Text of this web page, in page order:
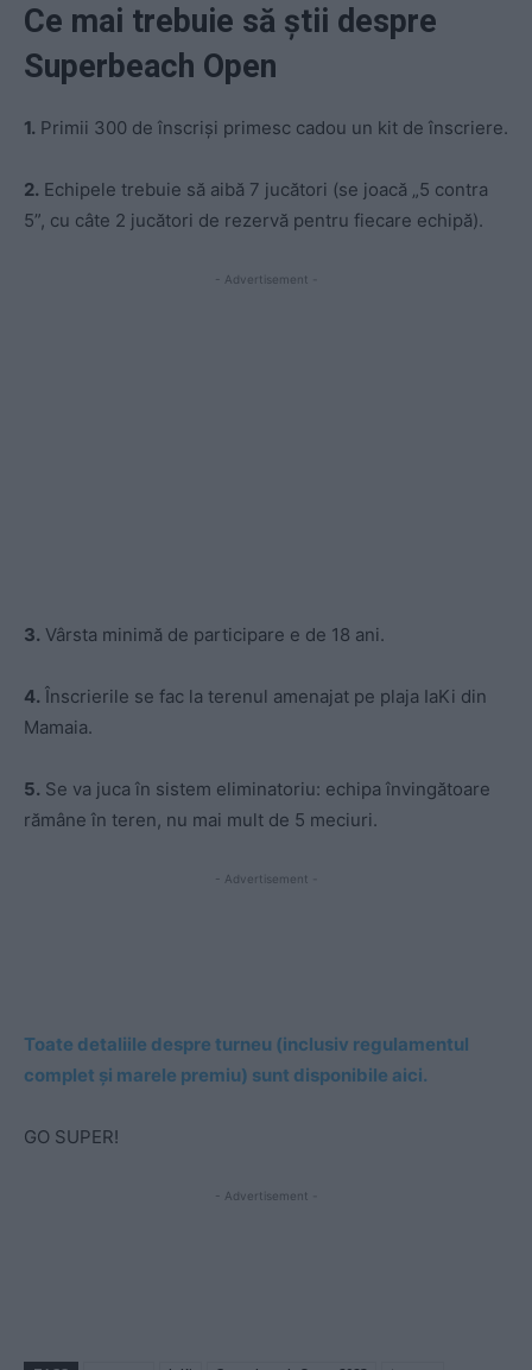
Ce mai trebuie să știi despre
Superbeach Open
1. Primii 300 de înscriși primesc cadou un kit de înscriere.
2. Echipele trebuie să aibă 7 jucători (se joacă „5 contra
5”, cu câte 2 jucători de rezervă pentru fiecare echipă).
- Advertisement -
3. Vârsta minimă de participare e de 18 ani.
4. Înscrierile se fac la terenul amenajat pe plaja IaKi din
Mamaia.
5. Se va juca în sistem eliminatoriu: echipa învingătoare
rămâne în teren, nu mai mult de 5 meciuri.
- Advertisement -
Toate detaliile despre turneu (inclusiv regulamentul
complet și marele premiu) sunt disponibile aici.
GO SUPER!
- Advertisement -